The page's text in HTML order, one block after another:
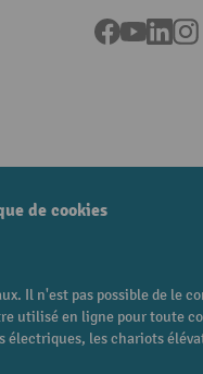
Facebook
YouTube
de cookies
Il n'est pas possible de
en ligne pour toute
les chariots